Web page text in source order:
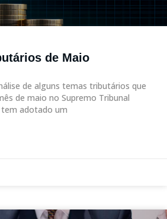
de Maio
de alguns temas tributários que
de maio no Supremo Tribunal
tem adotado um